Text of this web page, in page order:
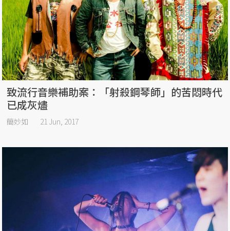
致流行音樂補助案：「射殺鋼琴師」的苦悶時代
已成灰燼
簡妙如 21 Jun, 2017